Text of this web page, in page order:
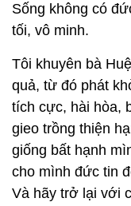
Sống không có
tối, vô minh.
Tôi khuyên bà
quả, từ đó phát
tích cực, hài hòa,
gieo trồng thiện
giống bất hạnh
cho mình đức tin
Và hãy trở lại với